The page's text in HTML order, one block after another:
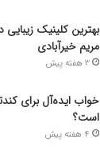
بهترین کلینیک
مریم خیرآبادی
3 هفته پیش
خواب ایده‌آل برای
است؟
4 هفته پیش